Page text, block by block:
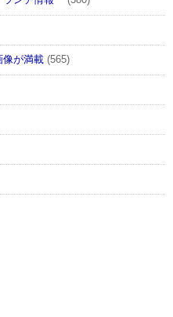
像が満載 (565)